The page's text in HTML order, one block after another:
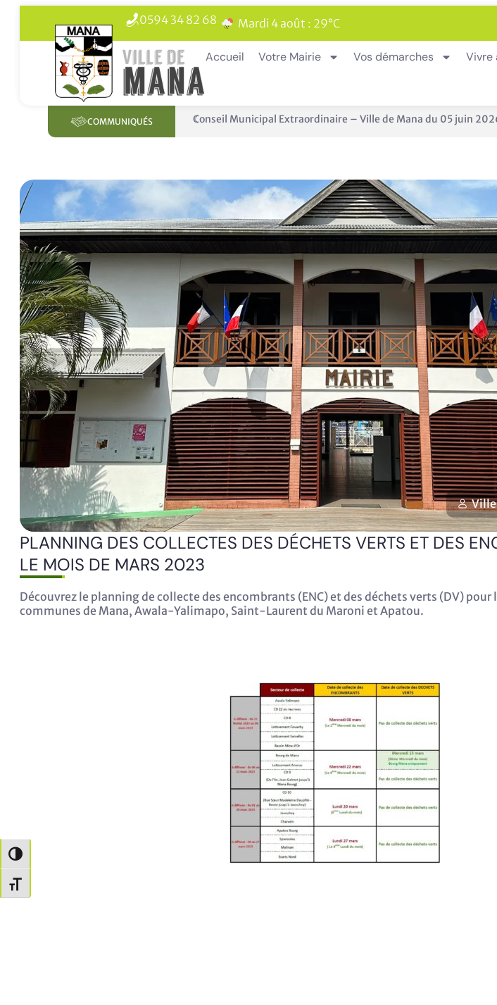
Passer en contraste élevé
Changer la taille de la police
0594 34 82 68 Mardi 4 août : 29°C
Accueil Votre Mairie Vos démarches Vivre
COMMUNIQUÉS Panne des réseaux Orange sur le territoire de Mana
Ville
PLANNING DES COLLECTES DES DÉCHETS VERTS ET DES
LE MOIS DE MARS 2023
Découvrez le planning de collecte des encombrants (ENC) et des déchets verts (DV) pour
communes de Mana, Awala-Yalimapo, Saint-Laurent du Maroni et Apatou.
En 1 clic
Livret de Famille
En 1 clic